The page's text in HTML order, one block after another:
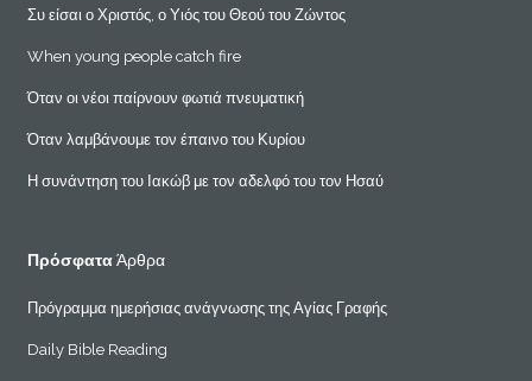
Συ είσαι ο Χριστός, ο Υιός του Θεού του Ζώντος
When young people catch fire
Όταν οι νέοι παίρνουν φωτιά πνευματική
Όταν λαμβάνουμε τον έπαινο του Κυρίου
Η συνάντηση του Ιακώβ με τον αδελφό του τον Ησαύ
ΠρόσφαταΆρθρα
Πρόγραμμα ημερήσιας ανάγνωσης της Αγίας Γραφής
Daily Bible Reading